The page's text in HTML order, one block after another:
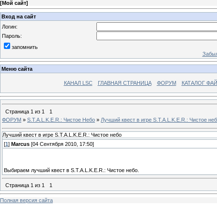
[Мой сайт]
Вход на сайт
Логин:
Пароль:
запомнить
Меню сайта
КАНАЛ LSC ГЛАВНАЯ СТРАНИЦА ФОРУМ КАТАЛОГ
Страница 1 из 1
1
ФОРУМ » S.T.A.L.K.E.R.: Чистое Небо » Лучший квест в игре S.T.A.L.K.E.R.: Чистое
Лучший квест в игре S.T.A.L.K.E.R.: Чистое небо
[1 ] Marcus [04 Сентября 2010, 17:50]
Выбираем лучший квест в S.T.A.L.K.E.R.: Чистое небо.
Страница 1 из 1 1
Полная версия сайта